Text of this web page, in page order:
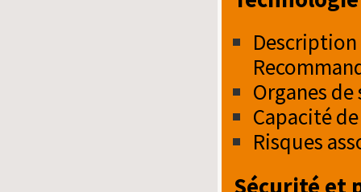
Description
Organes
Capacité
Risques
Sécurité et